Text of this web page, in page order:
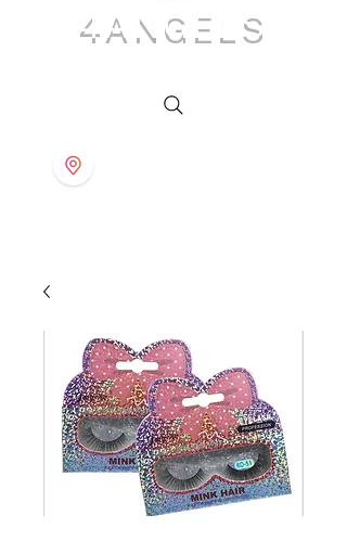
4ANGELS